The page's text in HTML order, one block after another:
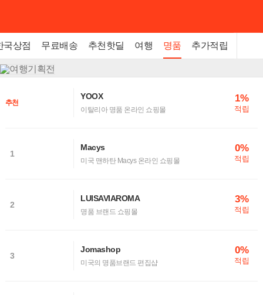
국상점 무료배송 추천핫딜 여행 명품 추가적립
추천
YOOX 1%
적립
이탈리아 명품 온라인 쇼핑몰
1
Macys 0%
적립
미국 맨하탄 Macys 온라인 쇼핑몰
2
LUISAVIAROMA 3%
적립
명품 브랜드 쇼핑몰
3
Jomashop 0%
적립
미국의 명품브랜드 편집샵